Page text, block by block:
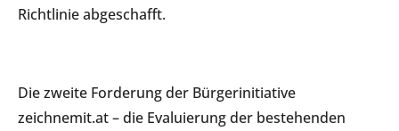
Richtlinie abgeschafft.
Die zweite Forderung der Bürgerinitiative
zeichnemit.at – die Evaluierung der bestehenden